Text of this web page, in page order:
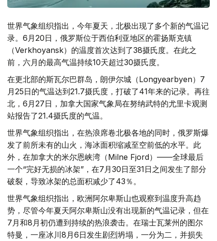
世界气象组织指出，今年夏天，北极出现了多个新的气温记
录。6月20日，俄罗斯位于西伯利亚地区的霍扬斯克镇
（Verkhoyansk）的温度首次达到了38摄氏度。在此之
前，六月的最高气温持续10天超过30摄氏度。
在更北部的斯瓦尔巴群岛，朗伊尔城（Longyearbyen）7
月25日的气温达到21.7摄氏度，打破了41年来的记录。再往
北，6月27日，加拿大国家气象局在努纳武特的尤里卡观测
站报告了21.4摄氏度的气温。
世界气象组织指出，在热浪席卷北极各地的同时，俄罗斯爆
发了前所未有的山火，海冰面积缩减至空前低的水平。此
外，在加拿大的米尔恩峡湾（Milne Fjord）——全球最后
一个“完好无损的冰架”，在7月30日至31日之间发生了部分
破裂，导致冰架的总面积减少了43％。
世界气象组织指出，欧洲阿尔卑斯山也观察到温度升高趋
势，尽管今年夏天阿尔卑斯山没有出现新的气温记录，但在
7月和8月初仍遭到持续的热浪袭击。在瑞士瓦莱州的图尔
特曼，一座冰川8月6日发生剧烈坍塌，一分为二，并损失